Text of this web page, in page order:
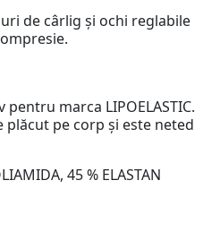
de cârlig și ochi reglabile
marca LIPOELASTIC.
pe corp și este neted
45 % ELASTAN